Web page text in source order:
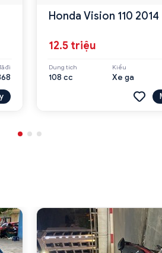
đi
Honda Vision 110 2014
12.5 triệu
Dung tích
108 cc
Kiểu
Xe ga